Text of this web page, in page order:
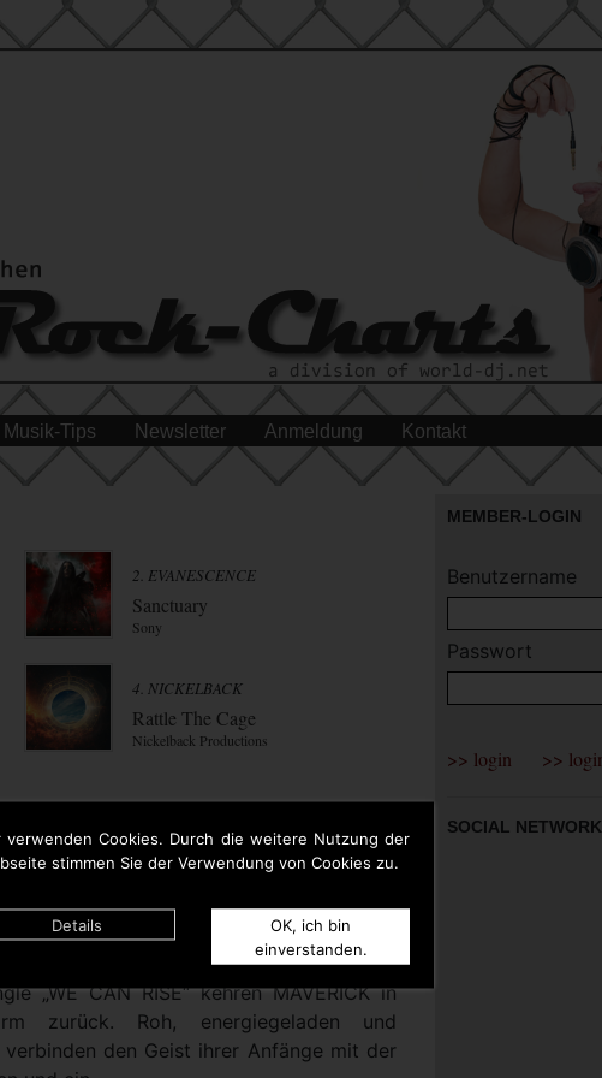
verwenden Cookies. Durch die weitere Nutzung der
stimmen Sie der Verwendung von Cookies zu.
Details
OK, ich bin
einverstanden.
Musik-Tips Newsletter Anmeldung Kontakt
2. EVANESCENCE
Sanctuary
Sony
4. NICKELBACK
Rattle The Cage
Nickelback Productions
„WE CAN RISE“ kehren MAVERICK in
zurück. Roh, energiegeladen und
den Geist ihrer Anfänge mit der
MEMBER-LOGIN
Benutzername
Passwort
SOCIAL NETWORK